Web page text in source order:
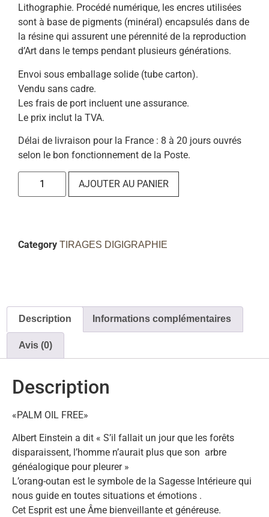
Lithographie. Procédé numérique, les encres utilisées
sont à base de pigments (minéral) encapsulés dans de
la résine qui assurent une pérennité de la reproduction
d’Art dans le temps pendant plusieurs générations.
Envoi sous emballage solide (tube carton).
Vendu sans cadre.
Les frais de port incluent une assurance.
Le prix inclut la TVA.
Délai de livraison pour la France : 8 à 20 jours ouvrés
selon le bon fonctionnement de la Poste.
AJOUTER AU PANIER
Category TIRAGES DIGIGRAPHIE
Description Informations complémentaires
Avis (0)
Description
«PALM OIL FREE»
Albert Einstein a dit « S’il fallait un jour que les forêts
disparaissent, l’homme n’aurait plus que son arbre
généalogique pour pleurer »
L’orang-outan est le symbole de la Sagesse Intérieure qui
nous guide en toutes situations et émotions .
Cet Esprit est une Âme bienveillante et généreuse.